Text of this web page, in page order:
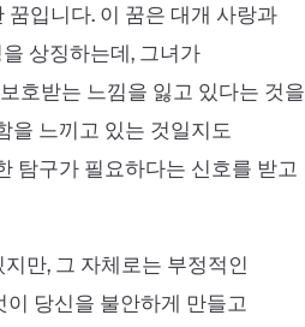
입니다. 이 꿈은 대개 사랑과
상징하는데, 그녀가
호받는 느낌을 잃고 있다는 것을
을 느끼고 있는 것일지도
탐구가 필요하다는 신호를 받고
만, 그 자체로는 부정적인
당신을 불안하게 만들고